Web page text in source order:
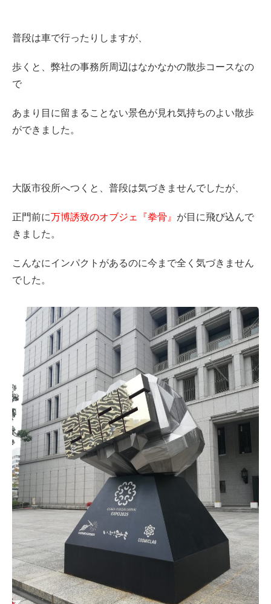
普段は車で行ったりしますが、
歩くと、弊社の事務所周辺はなかなかの散歩コースなの
で
あまり目に留まることない景色が見れ気持ちのよい散歩
ができました。
大阪市役所へつくと、普段は気づきませんでしたが、
正門前に万博誘致のオブジェ『拳骨』 が目に飛び込んで
きました。
こんなにインパクトがあるのに今まで全く気づきません
でした。